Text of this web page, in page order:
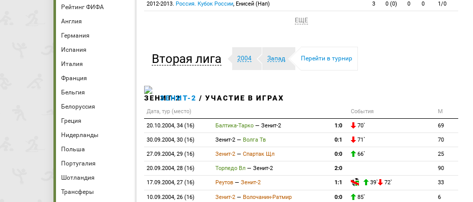
Рейтинг ФИФА
Англия
Германия
Испания
Италия
Франция
Бельгия
Белоруссия
Греция
Нидерланды
Польша
Португалия
Шотландия
Трансферы
2012-2013. Россия. Кубок России, Енисей (Нап) 3 0 (0) 0 0 1/0
ЕЩЕ
Вторая лига 2004 Запад Перейти в турнир
ЗЕНИТ-2 / УЧАСТИЕ В ИГРАХ
Дата, тур (место) События М
20.10.2004, 34 (16) Балтика-Тарко — Зенит-2 1:0 70` 69
30.09.2004, 30 (16) Зенит-2 — Волга Тв 0:1 71` 70
27.09.2004, 29 (16) Зенит-2 — Спартак Щл 0:0 66` 25
20.09.2004, 28 (16) Торпедо Вл — Зенит-2 2:0 90
17.09.2004, 27 (16) Реутов — Зенит-2 1:1 39` 72` 33
10.09.2004, 26 (16) Зенит-2 — Волочанин-Ратмир 0:0 85` 6